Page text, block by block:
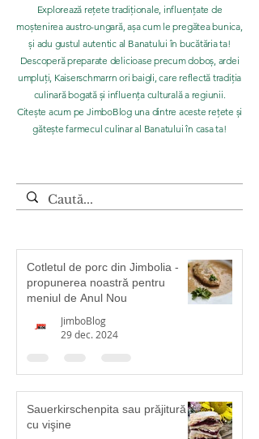
Explorează rețete tradiționale, influențate de
moștenirea austro-ungară, așa cum le pregătea bunica,
și adu gustul autentic al Banatului în bucătăria ta!
Descoperă preparate delicioase precum doboș, ardei
umpluți, Kaiserschmarrn ori baigli, care reflectă tradiția
culinară bogată și influența culturală a regiunii.
Citește acum pe JimboBlog una dintre aceste rețete și
gătește farmecul culinar al Banatului în casa ta!
Cotletul de porc din Jimbolia -
propunerea noastră pentru
meniul de Anul Nou
JimboBlog
29 dec. 2024
Sauerkirschenpita sau prăjitură
cu vişine